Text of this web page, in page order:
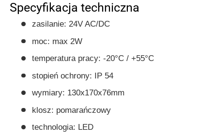
Specyfikacja techniczna
zasilanie: 24V AC/DC
moc: max 2W
temperatura pracy: -20°C / +55°C
stopień ochrony: IP 54
wymiary: 130x170x76mm
klosz: pomarańczowy
technologia: LED